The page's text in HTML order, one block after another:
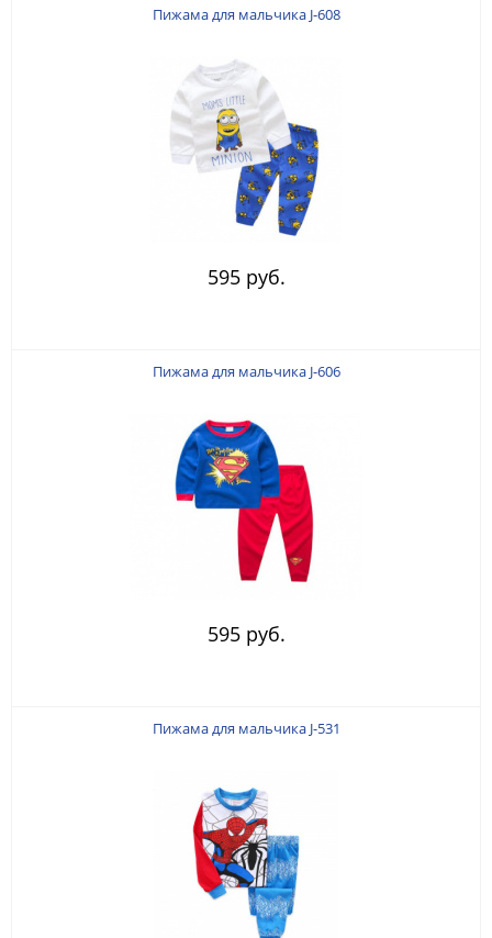
Пижама для мальчика J-608
595 руб.
Пижама для мальчика J-606
595 руб.
Пижама для мальчика J-531